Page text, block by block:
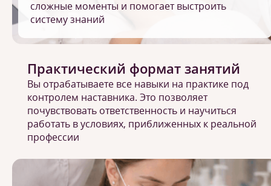
сложные моменты и помогает выстроить
систему знаний
Практический формат занятий
Вы отрабатываете все навыки на практике под
контролем наставника. Это позволяет
почувствовать ответственность и научиться
работать в условиях, приближенных к реальной
профессии